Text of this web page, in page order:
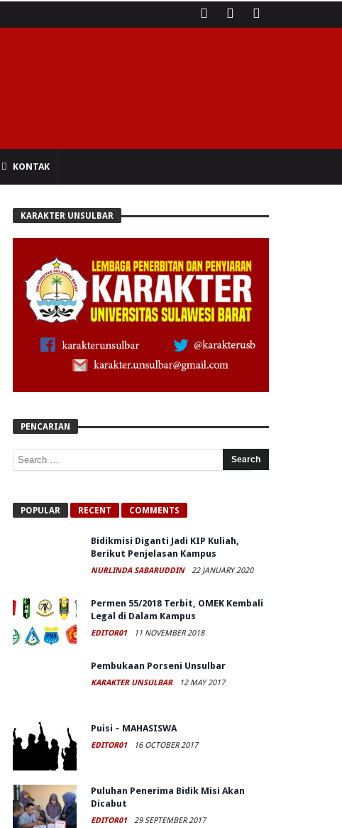
KONTAK
KARAKTER UNSULBAR
PENCARIAN
POPULAR RECENT COMMENTS
Bidikmisi Diganti Jadi KIP Kuliah,
Berikut Penjelasan Kampus
NURLINDA SABARUDDIN 22 JANUARY 2020
Permen 55/2018 Terbit, OMEK Kembali
Legal di Dalam Kampus
EDITOR01 11 NOVEMBER 2018
Pembukaan Porseni Unsulbar
KARAKTER UNSULBAR 12 MAY 2017
Puisi – MAHASISWA
EDITOR01 16 OCTOBER 2017
Puluhan Penerima Bidik Misi Akan
Dicabut
EDITOR01 29 SEPTEMBER 2017